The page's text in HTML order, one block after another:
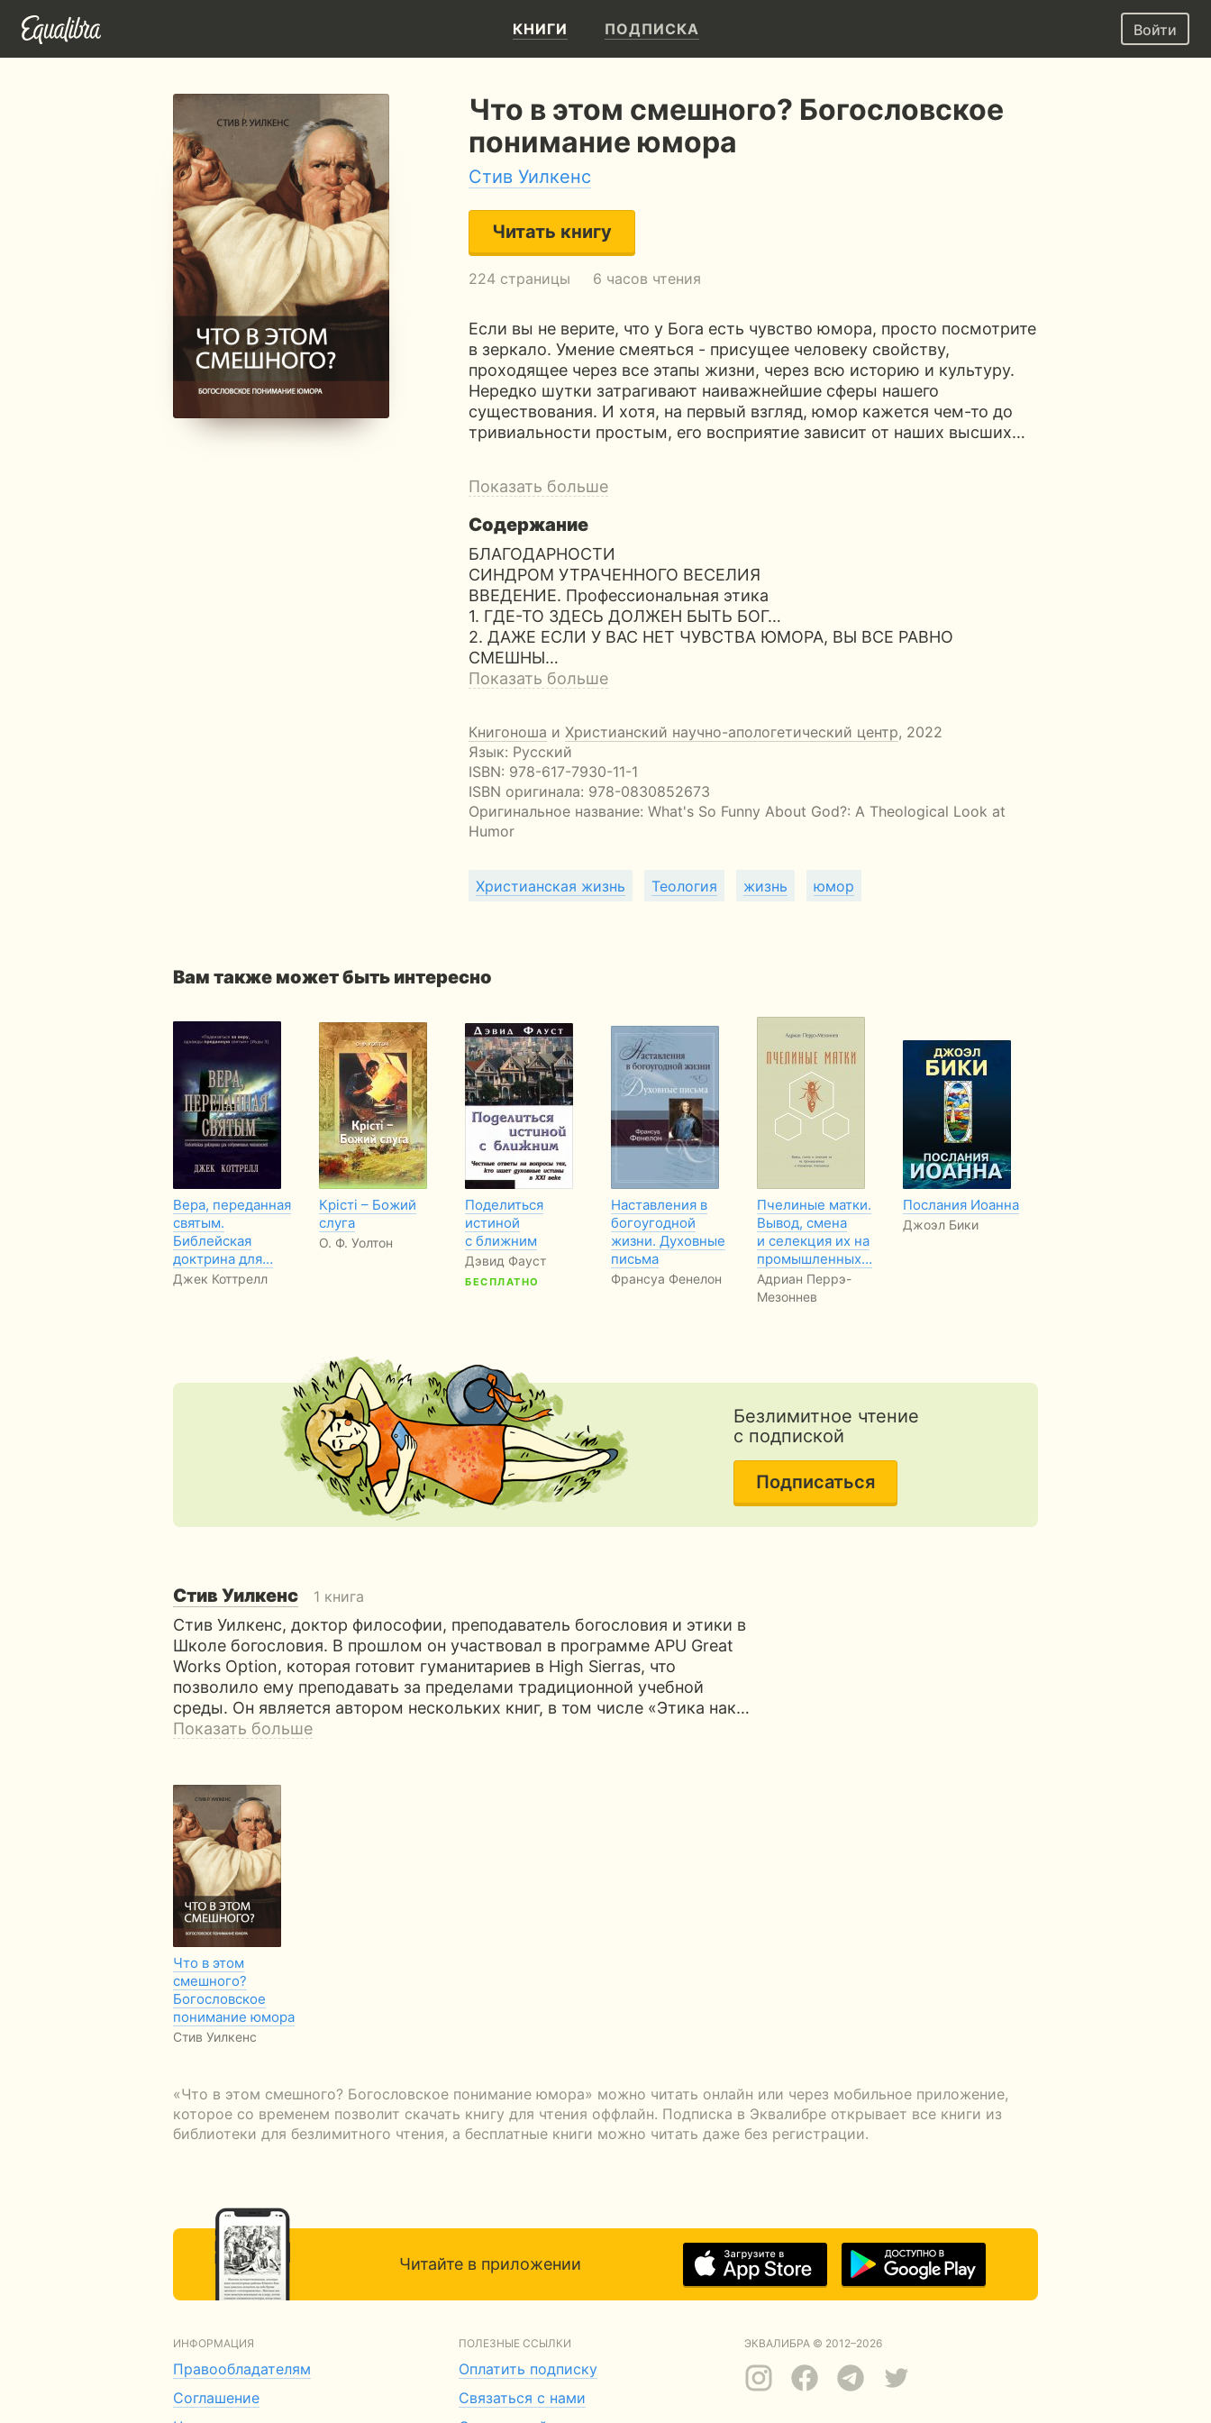
КНИГИ ПОДПИСКА Войти
Что в этом смешного? Богословское
понимание юмора
Стив Уилкенс
Читать книгу
224 страницы 6 часов чтения
Если вы не верите, что у Бога есть чувство юмора, просто посмотрите
в зеркало. Умение смеяться - присущее человеку свойству,
проходящее через все этапы жизни, через всю историю и культуру.
Нередко шутки затрагивают наиважнейшие сферы нашего
существования. И хотя, на первый взгляд, юмор кажется чем-то до
тривиальности простым, его восприятие зависит от наших высших…
Показать больше
Содержание
БЛАГОДАРНОСТИ
СИНДРОМ УТРАЧЕННОГО ВЕСЕЛИЯ
ВВЕДЕНИЕ. Профессиональная этика
1. ГДЕ-ТО ЗДЕСЬ ДОЛЖЕН БЫТЬ БОГ…
2. ДАЖЕ ЕСЛИ У ВАС НЕТ ЧУВСТВА ЮМОРА, ВЫ ВСЕ РАВНО
СМЕШНЫ…
Показать больше
Книгоноша и Христианский научно-апологетический центр, 2022
Язык: Русский
ISBN: 978-617-7930-11-1
ISBN оригинала: 978-0830852673
Оригинальное название: What's So Funny About God?: A Theological Look at
Humor
Христианская жизнь Теология жизнь юмор
Вам также может быть интересно
Вера, переданная
святым.
Библейская
доктрина для…
Джек Коттрелл
Крісті – Божий
слуга
О. Ф. Уолтон
Поделиться
истиной
с ближним
Дэвид Фауст
БЕСПЛАТНО
Наставления в
богоугодной
жизни. Духовные
письма
Франсуа Фенелон
Пчелиные матки.
Вывод, смена
и селекция их на
промышленных…
Адриан Перрэ-
Мезоннев
Послания Иоанна
Джоэл Бики
Безлимитное чтение
с подпиской
Подписаться
Стив Уилкенс 1 книга
Стив Уилкенс, доктор философии, преподаватель богословия и этики в
Школе богословия. В прошлом он участвовал в программе APU Great
Works Option, которая готовит гуманитариев в High Sierras, что
позволило ему преподавать за пределами традиционной учебной
среды. Он является автором нескольких книг, в том числе «Этика нак…
Показать больше
Что в этом
смешного?
Богословское
понимание юмора
Стив Уилкенс
«Что в этом смешного? Богословское понимание юмора» можно читать онлайн или через мобильное приложение,
которое со временем позволит скачать книгу для чтения оффлайн. Подписка в Эквалибре открывает все книги из
библиотеки для безлимитного чтения, а бесплатные книги можно читать даже без регистрации.
Читайте в приложении
ИНФОРМАЦИЯ
Правообладателям
Соглашение
ПОЛЕЗНЫЕ ССЫЛКИ
Оплатить подписку
Связаться с нами
ЭКВАЛИБРА © 2012–2026